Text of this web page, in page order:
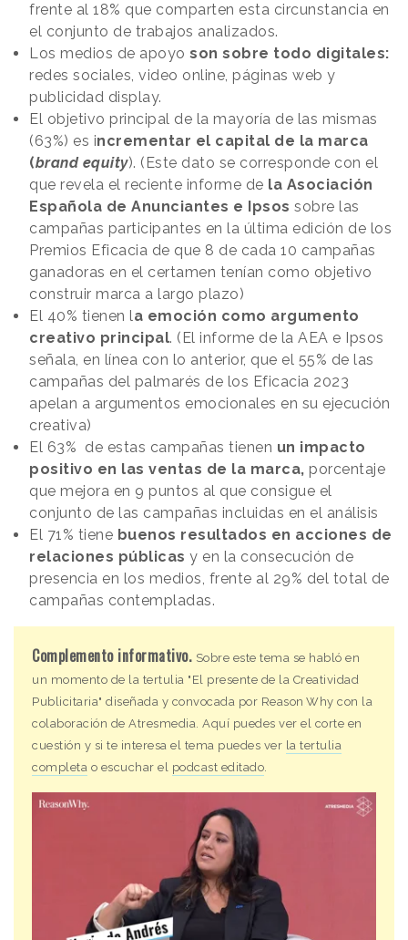
frente al 18% que comparten esta circunstancia en
el conjunto de trabajos analizados.
Los medios de apoyo son sobre todo digitales:
redes sociales, video online, páginas web y
publicidad display.
El objetivo principal de la mayoría de las mismas
(63%) es incrementar el capital de la marca
(brand equity). (Este dato se corresponde con el
que revela el reciente informe de la Asociación
Española de Anunciantes e Ipsos sobre las
campañas participantes en la última edición de los
Premios Eficacia de que 8 de cada 10 campañas
ganadoras en el certamen tenían como objetivo
construir marca a largo plazo)
El 40% tienen la emoción como argumento
creativo principal. (El informe de la AEA e Ipsos
señala, en línea con lo anterior, que el 55% de las
campañas del palmarés de los Eficacia 2023
apelan a argumentos emocionales en su ejecución
creativa)
El 63% de estas campañas tienen un impacto
positivo en las ventas de la marca, porcentaje
que mejora en 9 puntos al que consigue el
conjunto de las campañas incluidas en el análisis
El 71% tiene buenos resultados en acciones de
relaciones públicas y en la consecución de
presencia en los medios, frente al 29% del total de
campañas contempladas.
Complemento informativo. Sobre este tema se habló en
un momento de la tertulia "El presente de la Creatividad
Publicitaria" diseñada y convocada por Reason .Why con la
colaboración de Atresmedia. Aquí puedes ver el corte en
cuestión y si te interesa el tema puedes ver la tertulia
completa o escuchar el podcast editado.